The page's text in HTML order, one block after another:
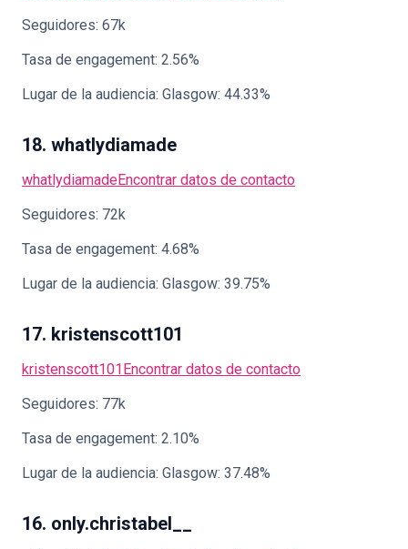
Seguidores: 67k
Tasa de engagement: 2.56%
Lugar de la audiencia: Glasgow: 44.33%
18. whatlydiamade
whatlydiamadeEncontrar datos de contacto
Seguidores: 72k
Tasa de engagement: 4.68%
Lugar de la audiencia: Glasgow: 39.75%
17. kristenscott101
kristenscott101Encontrar datos de contacto
Seguidores: 77k
Tasa de engagement: 2.10%
Lugar de la audiencia: Glasgow: 37.48%
16. only.christabel__